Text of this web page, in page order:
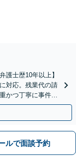
護士歴10年以上】
対応。残業代の請
かつ丁寧に事件解
ルで面談予約